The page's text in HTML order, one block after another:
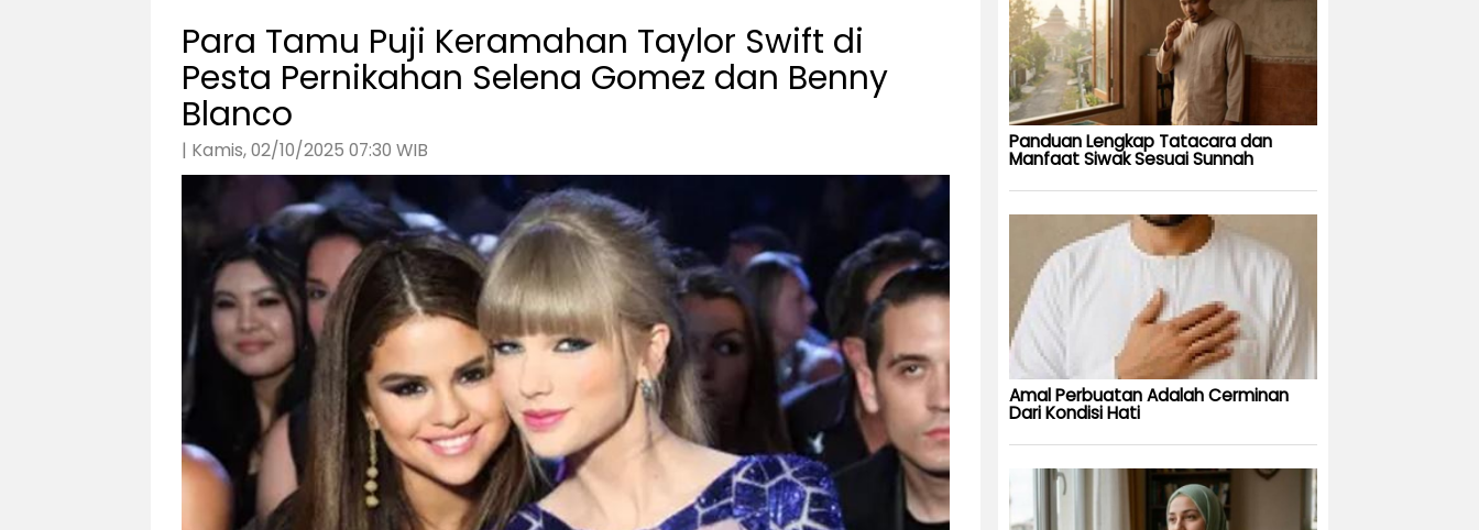
Para Tamu Puji Keramahan Taylor Swift di
Pesta Pernikahan Selena Gomez dan Benny
Blanco
| Kamis, 02/10/2025 07:30 WIB Panduan Lengkap Tatacara dan
Manfaat Siwak Sesuai Sunnah
Amal Perbuatan Adalah Cerminan
Dari Kondisi Hati